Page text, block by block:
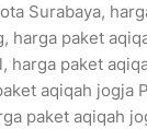
Surabaya,
harga paket
harga paket
aqiqah jogja
paket aqiqah